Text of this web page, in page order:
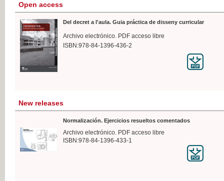
Open access
Del decret a l'aula. Guia práctica de disseny curricular
Archivo electrónico. PDF acceso libre
ISBN:978-84-1396-436-2
New releases
Normalización. Ejercicios resueltos comentados
Archivo electrónico. PDF acceso libre
ISBN:978-84-1396-433-1